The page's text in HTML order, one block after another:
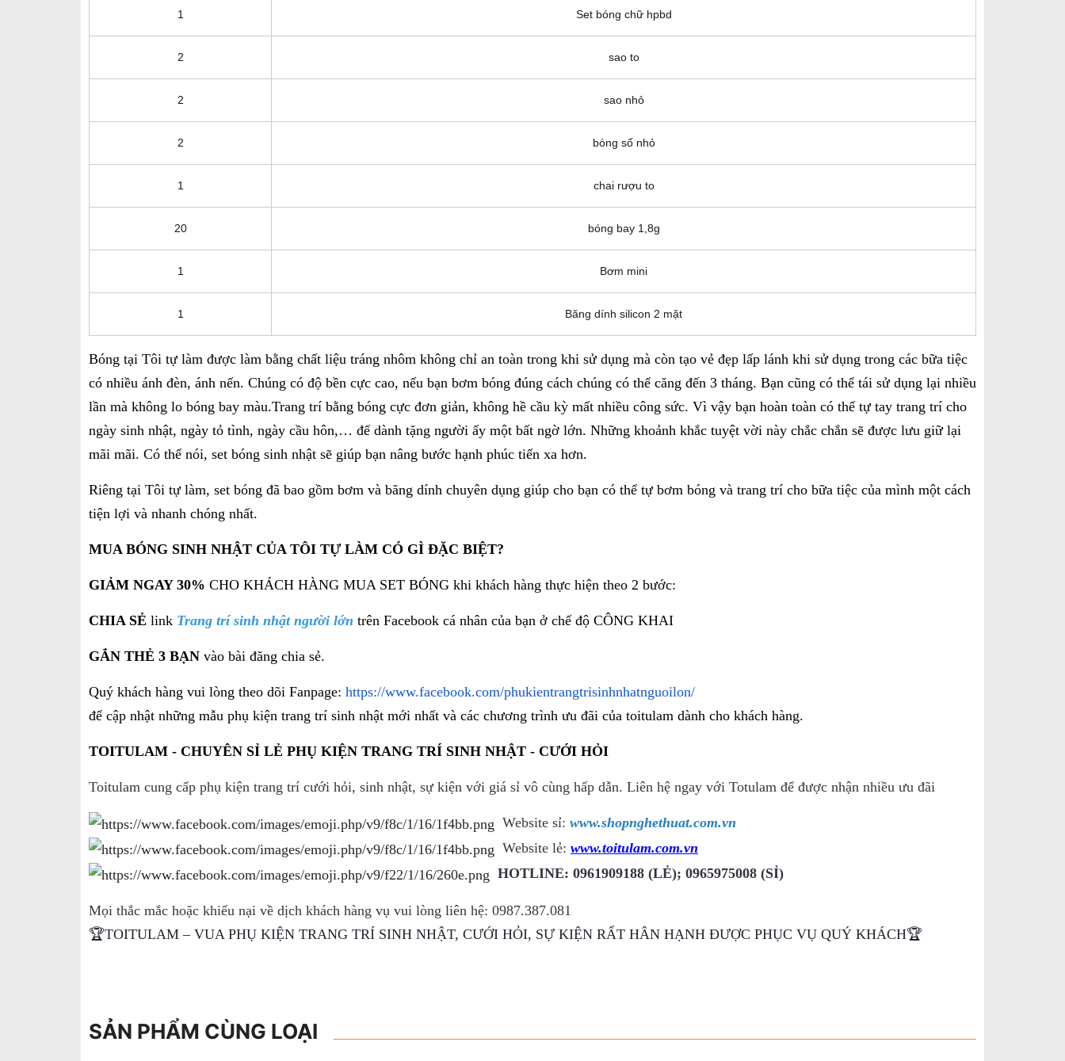
1 Set bóng chữ hpbd
2 sao to
2 sao nhỏ
2 bóng số nhỏ
1 chai rượu to
20 bóng bay 1,8g
1 Bơm mini
1 Băng dính silicon 2 mặt
Bóng tại Tôi tự làm được làm bằng chất liệu tráng nhôm không chỉ an toàn trong khi sử dụng mà còn tạo vẻ đẹp lấp lánh khi sử dụng trong các bữa tiệc
có nhiều ánh đèn, ánh nến. Chúng có độ bền cực cao, nếu bạn bơm bóng đúng cách chúng có thể căng đến 3 tháng. Bạn cũng có thể tái sử dụng lại nhiều
lần mà không lo bóng bay màu.Trang trí bằng bóng cực đơn giản, không hề cầu kỳ mất nhiều công sức. Vì vậy bạn hoàn toàn có thể tự tay trang trí cho
ngày sinh nhật, ngày tỏ tình, ngày cầu hôn,… để dành tặng người ấy một bất ngờ lớn. Những khoảnh khắc tuyệt vời này chắc chắn sẽ được lưu giữ lại
mãi mãi. Có thể nói, set bóng sinh nhật sẽ giúp bạn nâng bước hạnh phúc tiến xa hơn.
Riêng tại Tôi tự làm, set bóng đã bao gồm bơm và băng dính chuyên dụng giúp cho bạn có thể tự bơm bóng và trang trí cho bữa tiệc của mình một cách
tiện lợi và nhanh chóng nhất.
MUA BÓNG SINH NHẬT CỦA TÔI TỰ LÀM CÓ GÌ ĐẶC BIỆT?
GIẢM NGAY 30% CHO KHÁCH HÀNG MUA SET BÓNG khi khách hàng thực hiện theo 2 bước:
CHIA SẺ link Trang trí sinh nhật người lớn trên Facebook cá nhân của bạn ở chế độ CÔNG KHAI
GẮN THẺ 3 BẠN vào bài đăng chia sẻ.
Quý khách hàng vui lòng theo dõi Fanpage: https://www.facebook.com/phukientrangtrisinhnhatnguoilon/
để cập nhật những mẫu phụ kiện trang trí sinh nhật mới nhất và các chương trình ưu đãi của toitulam dành cho khách hàng.
TOITULAM - CHUYÊN SỈ LẺ PHỤ KIỆN TRANG TRÍ SINH NHẬT - CƯỚI HỎI
Toitulam cung cấp phụ kiện trang trí cưới hỏi, sinh nhật, sự kiện với giá sỉ vô cùng hấp dẫn. Liên hệ ngay với Totulam để được nhận nhiều ưu đãi
Website sỉ: www.shopnghethuat.com.vn
Website lẻ: www.toitulam.com.vn
HOTLINE: 0961909188 (LẺ); 0965975008 (SỈ)
Mọi thắc mắc hoặc khiếu nại về dịch khách hàng vụ vui lòng liên hệ: 0987.387.081
🏆TOITULAM – VUA PHỤ KIỆN TRANG TRÍ SINH NHẬT, CƯỚI HỎI, SỰ KIỆN RẤT HÂN HẠNH ĐƯỢC PHỤC VỤ QUÝ KHÁCH🏆
SẢN PHẨM CÙNG LOẠI